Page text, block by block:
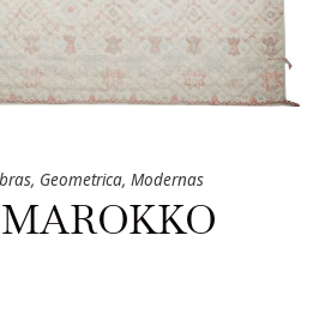
, Geometrica, Modernas